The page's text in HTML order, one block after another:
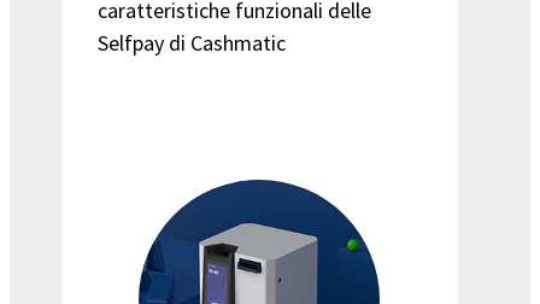
caratteristiche funzionali delle
Selfpay di Cashmatic